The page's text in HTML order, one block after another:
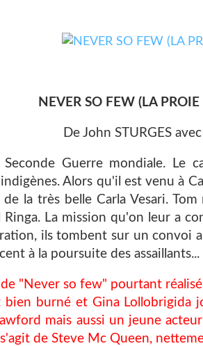
NEVER SO FEW (LA
De John STURGES
Guerre mondiale. Le
Alors qu'il est venu à
la très belle Carla Vesari.
La mission qu'on leur a
ils tombent sur un convoi
à la poursuite des assaillants...
"Never so few" pourtant
bien burné et Gina
mais aussi un jeune
de Steve Mc Queen,